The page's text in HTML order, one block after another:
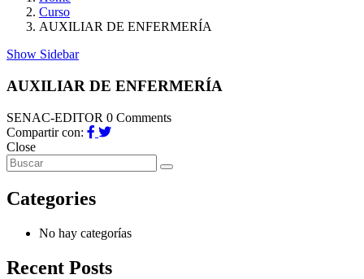
Curso
AUXILIAR DE ENFERMERÍA
Show Sidebar
AUXILIAR DE ENFERMERÍA
SENAC-EDITOR 0 Comments
Compartir con:
Close
Categories
No hay categorías
Recent Posts